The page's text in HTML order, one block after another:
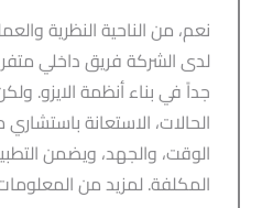
نعم، من الناحية النظرية
لدى الشركة فريق داخلي
جداً في بناء أنظمة الايزو.
الحالات، الاستعانة
الوقت، والجهد، ويضمن
المكلفة. لمزيد من